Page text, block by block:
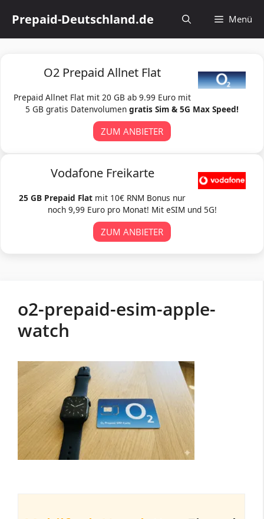
Inhalt
springen
Prepaid-Deutschland.de Menü
O2 Prepaid Allnet Flat
Prepaid Allnet Flat mit 20 GB ab 9.99 Euro mit
5 GB gratis Datenvolumen gratis Sim & 5G Max Speed!
ZUM ANBIETER
Vodafone Freikarte
25 GB Prepaid Flat mit 10€ RNM Bonus nur
noch 9,99 Euro pro Monat! Mit eSIM und 5G!
ZUM ANBIETER
o2-prepaid-esim-apple-
watch